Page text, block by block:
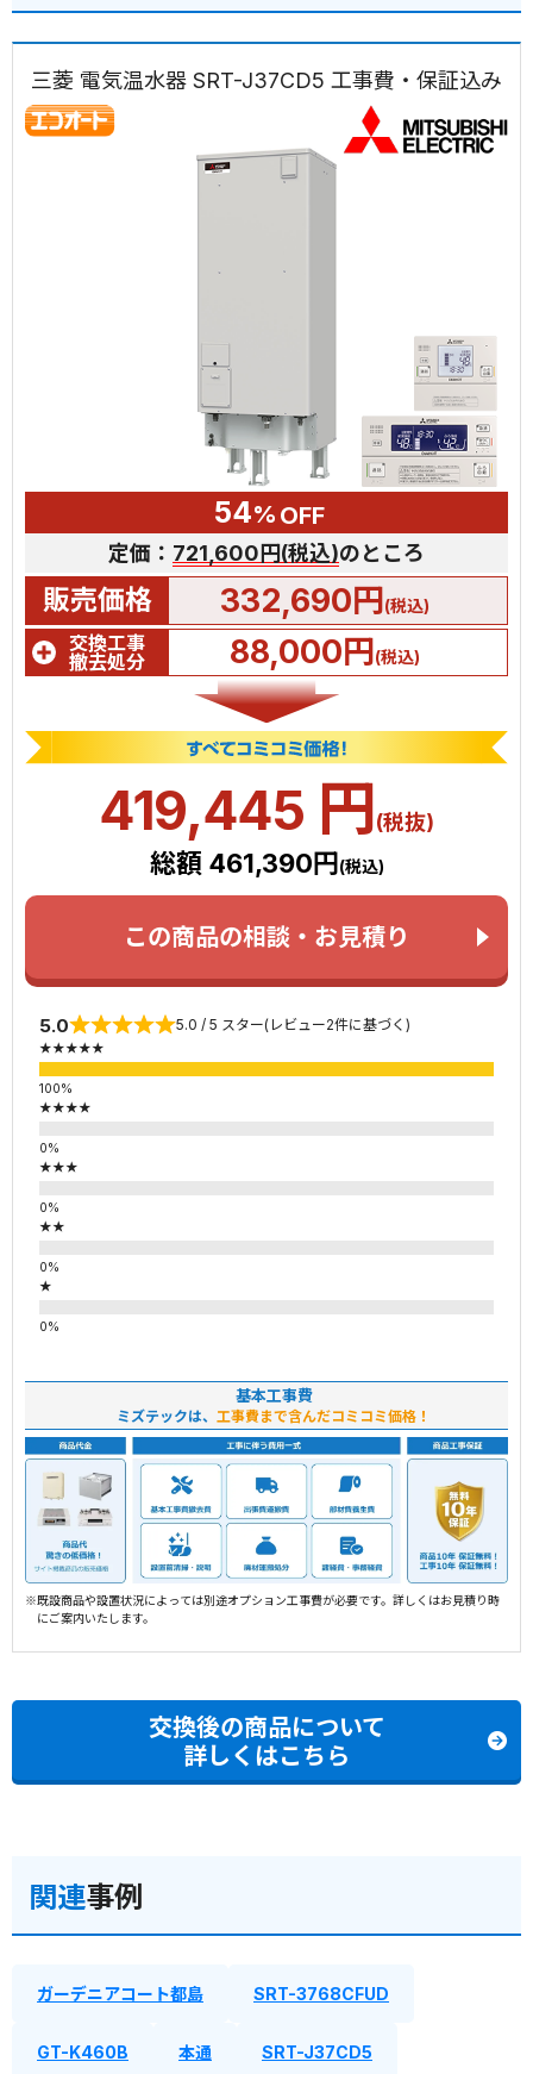
三菱 電気温水器 SRT-J37CD5 工事費・保証込み
54% OFF
定価： 721,600円(税込)のところ
販売価格 332,690円(税込)
交換工事
撤去処分
88,000円(税込)
419,445 円(税抜)
総額 461,390円 (税込)
この商品の相談・お見積り
5.0 5.0 / 5 スター(レビュー2件に基づく)
★★★★★
★★★★
★★★
★★
★
基本工事費
ミズテックは、 工事費まで含んだコミコミ価格！
※既設商品や設置状況によっては別途オプション工事費が必要です。詳しくはお見積り時
にご案内いたします。
交換後の商品について
詳しくはこちら
関連事例
ガーデニアコート都島 SRT-3768CFUD
GT-K460B 本通 SRT-J37CD5